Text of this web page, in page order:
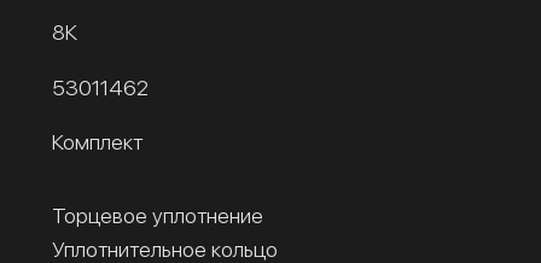
8К
53011462
Комплект
Торцевое уплотнение
Уплотнительное кольцо